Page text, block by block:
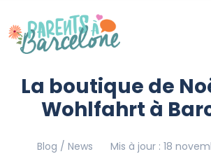
La boutique de
Wohlfahrt à
Blog / News
Mis à jour : 18